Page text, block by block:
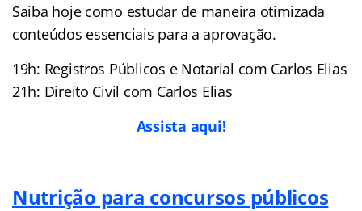
Saiba hoje como estudar de maneira otimizada
conteúdos essenciais para a aprovação.
19h: Registros Públicos e Notarial com Carlos Elias
21h: Direito Civil com Carlos Elias
Assista aqui!
Nutrição para concursos públicos